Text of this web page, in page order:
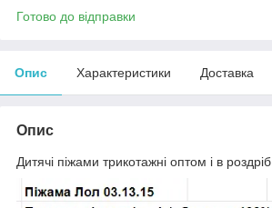
Готово до відправки
Опис Характеристики Доставка
Опис
Дитячі піжами трикотажні оптом і в роздріб